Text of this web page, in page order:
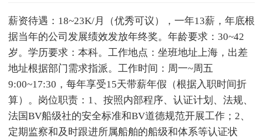
薪资待遇：18~23K/月（优秀可议），一年13薪，年底根
据当年的公司发展绩效发放年终奖。年龄要求：30~42
岁。学历要求：本科。工作地点：坐班地址上海，出差
地址根据部门需求指派。工作时间：周一~周五
9:00~17:30，每年享受15天带薪年假（根据入职时间折
算）。岗位职责：1、按照内部程序、认证计划、法规、
法国BV船级社的安全标准和BV道德规范开展工作；2、
定期监察和及时跟进所属船舶的船级和体系等认证状